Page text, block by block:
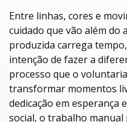
Entre linhas, cores e
cuidado que vão além do
produzida carrega
intenção de fazer a
processo que o
transformar momentos
dedicação em esperança
social, o trabalho